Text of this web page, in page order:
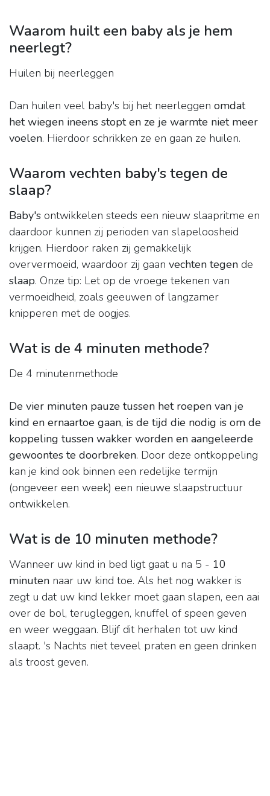
Waarom huilt een baby als je hem
neerlegt?
Huilen bij neerleggen
Dan huilen veel baby's bij het neerleggen omdat
het wiegen ineens stopt en ze je warmte niet meer
voelen. Hierdoor schrikken ze en gaan ze huilen.
Waarom vechten baby's tegen de
slaap?
Baby's ontwikkelen steeds een nieuw slaapritme en
daardoor kunnen zij perioden van slapeloosheid
krijgen. Hierdoor raken zij gemakkelijk
oververmoeid, waardoor zij gaan vechten tegen de
slaap. Onze tip: Let op de vroege tekenen van
vermoeidheid, zoals geeuwen of langzamer
knipperen met de oogjes.
Wat is de 4 minuten methode?
De 4 minutenmethode
De vier minuten pauze tussen het roepen van je
kind en ernaartoe gaan, is de tijd die nodig is om de
koppeling tussen wakker worden en aangeleerde
gewoontes te doorbreken. Door deze ontkoppeling
kan je kind ook binnen een redelijke termijn
(ongeveer een week) een nieuwe slaapstructuur
ontwikkelen.
Wat is de 10 minuten methode?
Wanneer uw kind in bed ligt gaat u na 5 - 10
minuten naar uw kind toe. Als het nog wakker is
zegt u dat uw kind lekker moet gaan slapen, een aai
over de bol, terugleggen, knuffel of speen geven
en weer weggaan. Blijf dit herhalen tot uw kind
slaapt. 's Nachts niet teveel praten en geen drinken
als troost geven.